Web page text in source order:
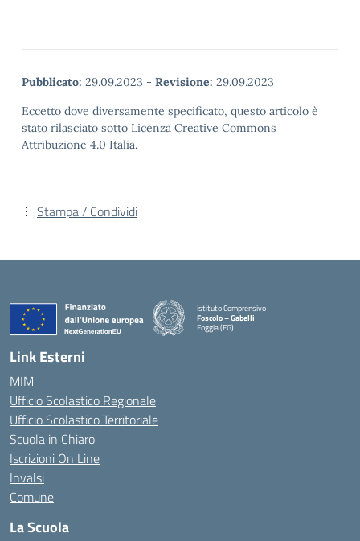
Pubblicato: 29.09.2023 - Revisione: 29.09.2023
Eccetto dove diversamente specificato, questo articolo è
stato rilasciato sotto Licenza Creative Commons
Attribuzione 4.0 Italia.
Stampa / Condividi
Istituto Comprensivo
Foscolo – Gabelli
Foggia (FG)
— Visita la pagina iniziale della scuola
Link Esterni
MIM
Ufficio Scolastico Regionale
Ufficio Scolastico Territoriale
Scuola in Chiaro
Iscrizioni On Line
Invalsi
Comune
La Scuola